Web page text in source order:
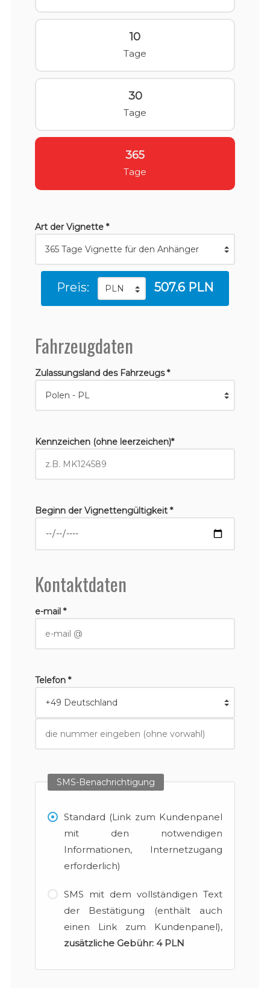
10
Tage
30
Tage
365
Tage
Art der Vignette *
Preis: 507.6 PLN
Fahrzeugdaten
Zulassungsland des Fahrzeugs *
Kennzeichen (ohne leerzeichen)*
Beginn der Vignettengültigkeit *
Kontaktdaten
e-mail *
Telefon *
SMS-Benachrichtigung
Standard (Link zum Kundenpanel
mit den notwendigen
Informationen, Internetzugang
erforderlich)
SMS mit dem vollständigen Text
der Bestätigung (enthält auch
einen Link zum Kundenpanel),
zusätzliche Gebühr: 4 PLN